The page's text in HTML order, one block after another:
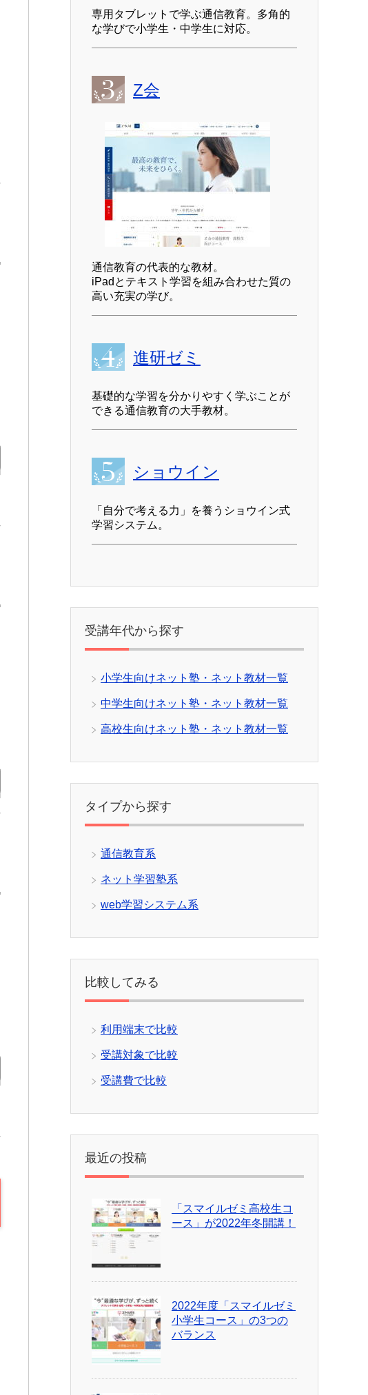
専用タブレットで学ぶ通信教育。多角的
な学びで小学生・中学生に対応。
Z会
通信教育の代表的な教材。
iPadとテキスト学習を組み合わせた質の
高い充実の学び。
進研ゼミ
基礎的な学習を分かりやすく学ぶことが
できる通信教育の大手教材。
ショウイン
「自分で考える力」を養うショウイン式
学習システム。
受講年代から探す
小学生向けネット塾・ネット教材一覧
中学生向けネット塾・ネット教材一覧
高校生向けネット塾・ネット教材一覧
タイプから探す
通信教育系
ネット学習塾系
web学習システム系
比較してみる
利用端末で比較
受講対象で比較
受講費で比較
最近の投稿
「スマイルゼミ高校生コ
ース」が2022年冬開講！
2022年度「スマイルゼミ
小学生コース」の3つの
バランス